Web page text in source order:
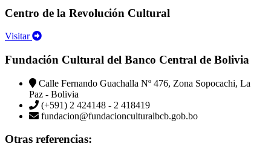
Centro de la Revolución Cultural
Visitar
Fundación Cultural del Banco Central de Bolivia
Calle Fernando Guachalla Nº 476, Zona Sopocachi, La
Paz - Bolivia
(+591) 2 424148 - 2 418419
fundacion@fundacionculturalbcb.gob.bo
Otras referencias: